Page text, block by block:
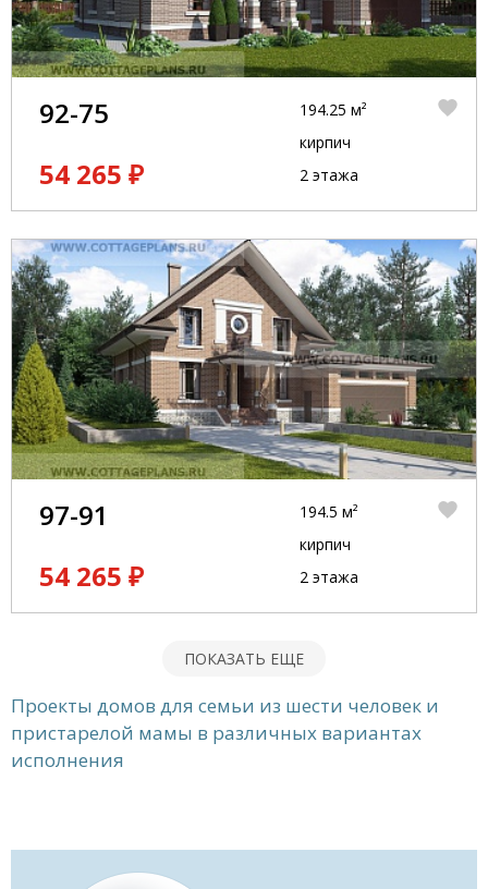
92-75
54 265 ₽
194.25 м²
кирпич
2 этажа
97-91
54 265 ₽
194.5 м²
кирпич
2 этажа
ПОКАЗАТЬ ЕЩЕ
Проекты домов для семьи из шести человек и
пристарелой мамы в различных вариантах
исполнения